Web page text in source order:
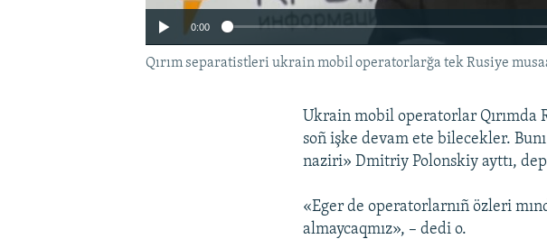
0:00
Qırım separatistleri ukrain mobil operatorlarğa tek Rusiye
Ukrain mobil operatorlar Qırımda
soñ işke devam ete bilecekler.
naziri» Dmitriy Polonskiy ayttı,
«Eger de operatorlarnıñ özleri
almaycaqmız», – dedi o.